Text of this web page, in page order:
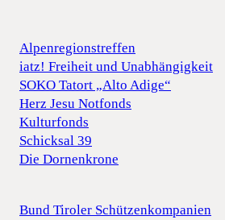
Alpenregionstreffen
iatz! Freiheit und Unabhängigkeit
SOKO Tatort „Alto Adige“
Herz Jesu Notfonds
Kulturfonds
Schicksal 39
Die Dornenkrone
Bund Tiroler Schützenkompanien